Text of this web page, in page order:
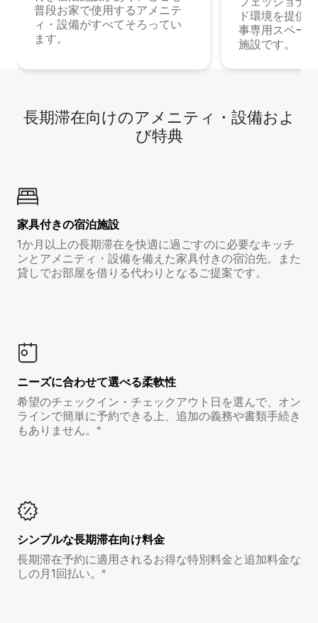
普段お家で使用するアメニテ
ィ・設備がすべてそろってい
ます。
ド環境を提供
事専用スペー
施設です。
長期滞在向け⁠のア⁠メ⁠ニ⁠テ⁠ィ⁠・設⁠備⁠およ
び特⁠典
家具付き⁠の宿⁠泊⁠施⁠設
1か月以上の長期滞在を快適に過ごすのに必要なキッチ
ンとアメニティ・設備を備えた家具付きの宿泊先。また
貸しでお部屋を借りる代わりとなるご提案です。
ニーズに合わせて選べる柔軟性
希望のチェックイン・チェックアウト日を選んで、オン
ラインで簡単に予約できる上、追加の義務や書類手続き
もありません。*
シンプルな長期滞在向け料金
長期滞在予約に適用されるお得な特別料金と追加料金な
しの月1回払い。*